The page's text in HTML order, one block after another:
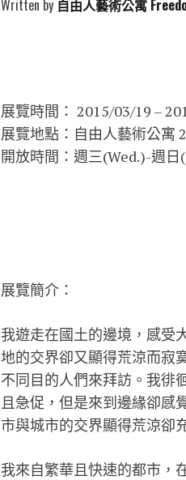
Written by 自由人藝術公寓
展覽時間： 2015/03/19 –
展覽地點：自由人藝術公寓
開放時間：週三(Wed.)-週日
展覽簡介：
我遊走在國土的邊境，感受
地的交界卻又顯得荒涼而寂
不同目的人們來拜訪。我徘
且急促，但是來到邊緣卻感
市與城市的交界顯得荒涼卻
我來自繁華且快速的都市，